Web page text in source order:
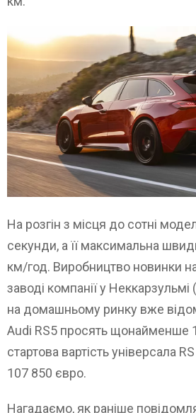
На розгін з місця до сотні
секунди, а її максимальна
км/год. Виробництво новинки
заводі компанії у
на домашньому ринку вже
Audi RS5 просять щонайменше
стартова вартість універсала
107 850 євро.
Нагадаємо, як раніше